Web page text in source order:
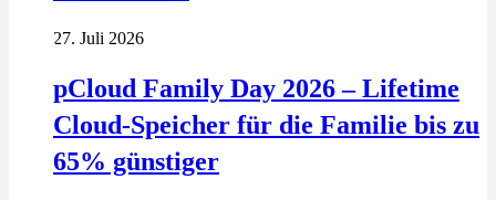
27. Juli 2026
pCloud Family Day 2026 – Lifetime
Cloud-Speicher für die Familie bis zu
65% günstiger